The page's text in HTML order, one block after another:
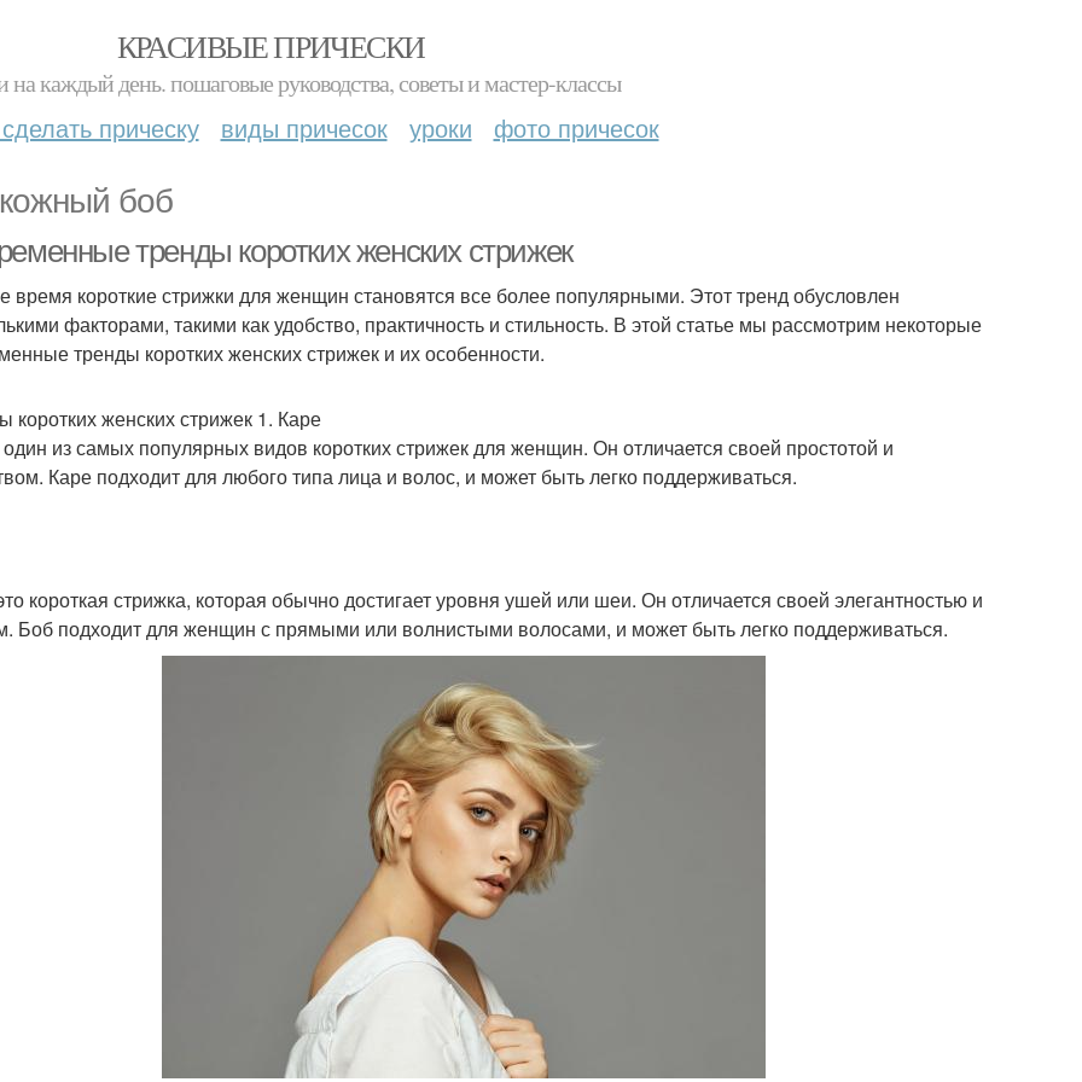
КРАСИВЫЕ ПРИЧЕСКИ
на каждый день. пошаговые руководства, советы и мастер-классы
прическу виды причесок уроки фото причесок
боб
тренды коротких женских стрижек
время короткие стрижки для женщин становятся все более популярными. Этот тренд обусловлен
факторами, такими как удобство, практичность и стильность. В этой статье мы рассмотрим некоторые
тренды коротких женских стрижек и их особенности.
коротких женских стрижек 1. Каре
из самых популярных видов коротких стрижек для женщин. Он отличается своей простотой и
Каре подходит для любого типа лица и волос, и может быть легко поддерживаться.
короткая стрижка, которая обычно достигает уровня ушей или шеи. Он отличается своей элегантностью и
Боб подходит для женщин с прямыми или волнистыми волосами, и может быть легко поддерживаться.